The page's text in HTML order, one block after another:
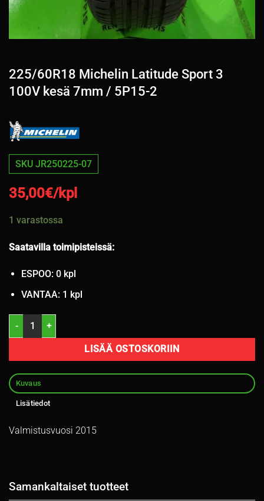
225/60R18 Michelin Latitude Sport 3
100V kesä 7mm / 5P15-2
SKU JR250225-07
35,00€/kpl
1 varastossa
Saatavilla toimipisteissä:
ESPOO: 0 kpl
VANTAA: 1 kpl
225/60R18 Michelin Latitude Sport 3 100V kesä 7mm / 5P15-2
LISÄÄ OSTOSKORIIN
Kuvaus
Lisätiedot
Valmistusvuosi 2015
Samankaltaiset tuotteet